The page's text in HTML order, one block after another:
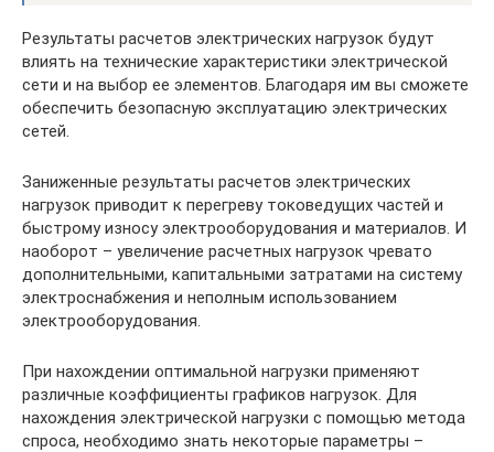
Результаты расчетов электрических нагрузок будут
влиять на технические характеристики электрической
сети и на выбор ее элементов. Благодаря им вы сможете
обеспечить безопасную эксплуатацию электрических
сетей.
Заниженные результаты расчетов электрических
нагрузок приводит к перегреву токоведущих частей и
быстрому износу электрооборудования и материалов. И
наоборот – увеличение расчетных нагрузок чревато
дополнительными, капитальными затратами на систему
электроснабжения и неполным использованием
электрооборудования.
При нахождении оптимальной нагрузки применяют
различные коэффициенты графиков нагрузок. Для
нахождения электрической нагрузки с помощью метода
спроса, необходимо знать некоторые параметры –